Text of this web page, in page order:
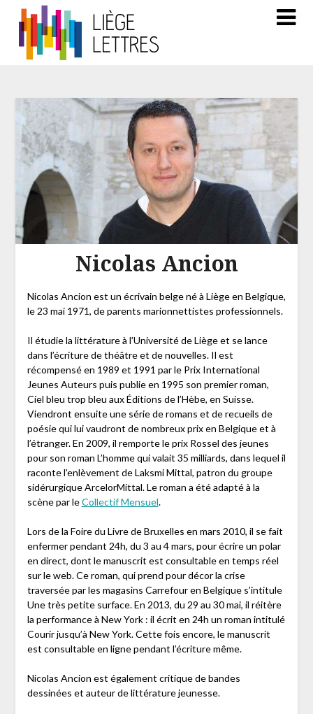
Nicolas Ancion
Nicolas Ancion est un écrivain belge né à Liège en Belgique,
le 23 mai 1971, de parents marionnettistes professionnels.
Il étudie la littérature à l’Université de Liège et se lance
dans l’écriture de théâtre et de nouvelles. Il est
récompensé en 1989 et 1991 par le Prix International
Jeunes Auteurs puis publie en 1995 son premier roman,
Ciel bleu trop bleu aux Éditions de l’Hèbe, en Suisse.
Viendront ensuite une série de romans et de recueils de
poésie qui lui vaudront de nombreux prix en Belgique et à
l’étranger. En 2009, il remporte le prix Rossel des jeunes
pour son roman L’homme qui valait 35 milliards, dans lequel il
raconte l’enlèvement de Laksmi Mittal, patron du groupe
sidérurgique ArcelorMittal. Le roman a été adapté à la
scène par leCollectif Mensuel.
Lors de la Foire du Livre de Bruxelles en mars 2010, il se fait
enfermer pendant 24h, du 3 au 4 mars, pour écrire un polar
en direct, dont le manuscrit est consultable en temps réel
sur le web. Ce roman, qui prend pour décor la crise
traversée par les magasins Carrefour en Belgique s’intitule
Une très petite surface. En 2013, du 29 au 30 mai, il réitère
la performance à New York : il écrit en 24h un roman intitulé
Courir jusqu’à New York. Cette fois encore, le manuscrit
est consultable en ligne pendant l’écriture même.
Nicolas Ancion est également critique de bandes
dessinées et auteur de littérature jeunesse.